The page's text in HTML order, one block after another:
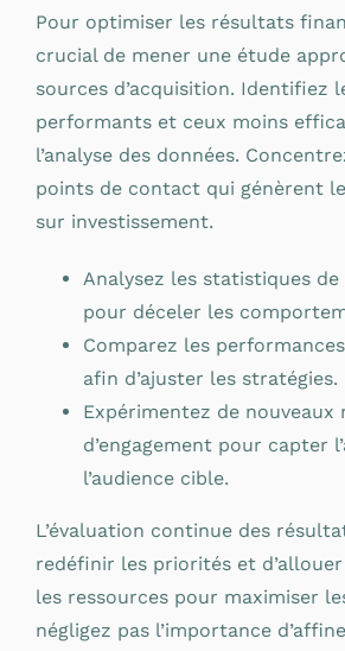
Pour optimiser les résultats
crucial de mener une étude
sources d’acquisition. Identifiez
performants et ceux moins
l’analyse des données.
points de contact qui génèrent
sur investissement.
Analysez les statistiques de
pour déceler les
Comparez les
afin d’ajuster les stratégies.
Expérimentez de nouveaux
d’engagement pour capter
l’audience cible.
L’évaluation continue des
redéfinir les priorités et
les ressources pour maximiser
négligez pas l’importance